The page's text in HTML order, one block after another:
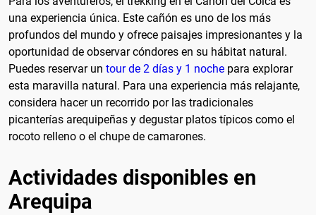
una experiencia única. Este cañón es uno de los más
profundos del mundo y ofrece paisajes impresionantes y la
oportunidad de observar cóndores en su hábitat natural.
Puedes reservar un tour de 2 días y 1 noche para explorar
esta maravilla natural. Para una experiencia más relajante,
considera hacer un recorrido por las tradicionales
picanterías arequipeñas y degustar platos típicos como el
rocoto relleno o el chupe de camarones.
Actividades disponibles en
Arequipa